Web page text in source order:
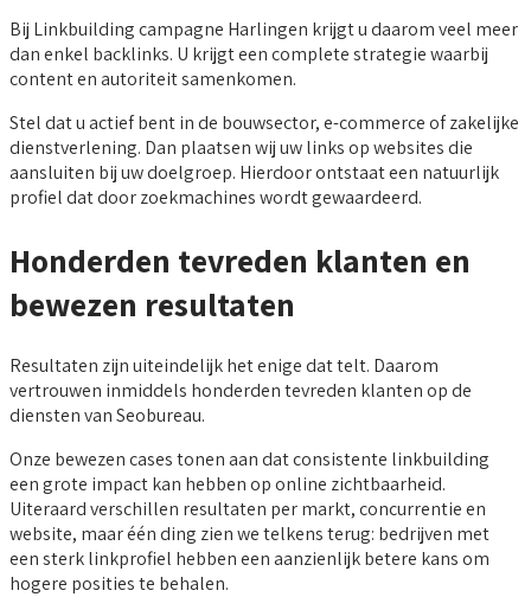
Bij Linkbuilding campagne Harlingen krijgt u daarom veel meer
dan enkel backlinks. U krijgt een complete strategie waarbij
content en autoriteit samenkomen.
Stel dat u actief bent in de bouwsector, e-commerce of zakelijke
dienstverlening. Dan plaatsen wij uw links op websites die
aansluiten bij uw doelgroep. Hierdoor ontstaat een natuurlijk
profiel dat door zoekmachines wordt gewaardeerd.
Honderden tevreden klanten en
bewezen resultaten
Resultaten zijn uiteindelijk het enige dat telt. Daarom
vertrouwen inmiddels honderden tevreden klanten op de
diensten van Seobureau.
Onze bewezen cases tonen aan dat consistente linkbuilding
een grote impact kan hebben op online zichtbaarheid.
Uiteraard verschillen resultaten per markt, concurrentie en
website, maar één ding zien we telkens terug: bedrijven met
een sterk linkprofiel hebben een aanzienlijk betere kans om
hogere posities te behalen.